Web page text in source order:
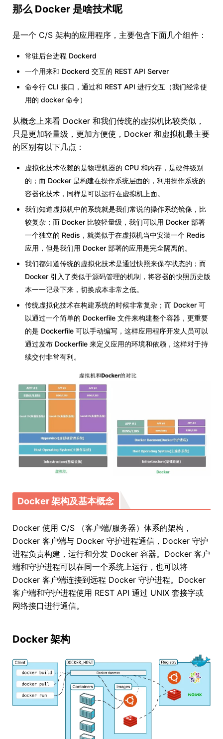
那么 Docker 是啥技术呢
是一个 C/S 架构的应用程序，主要包含下面几个组件：
常驻后台进程 Dockerd
一个用来和 Dockerd 交互的 REST API Server
命令行 CLI 接口，通过和 REST API 进行交互（我们经常使
用的 docker 命令）
从概念上来看 Docker 和我们传统的虚拟机比较类似，
只是更加轻量级，更加方便使，Docker 和虚拟机最主要
的区别有以下几点：
虚拟化技术依赖的是物理机器的 CPU 和内存，是硬件级别
的；而 Docker 是构建在操作系统层面的，利用操作系统的
容器化技术，同样是可以运行在虚拟机上面。
我们知道虚拟机中的系统就是我们常说的操作系统镜像，比
较复杂；而 Docker 比较轻量级，我们可以用 Docker 部署
一个独立的 Redis，就类似于在虚拟机当中安装一个 Redis
应用，但是我们用 Docker 部署的应用是完全隔离的。
我们都知道传统的虚拟化技术是通过快照来保存状态的；而
Docker 引入了类似于源码管理的机制，将容器的快照历史版
本一一记录下来，切换成本非常之低。
传统虚拟化技术在构建系统的时候非常复杂；而 Docker 可
以通过一个简单的 Dockerfile 文件来构建整个容器，更重要
的是 Dockerfile 可以手动编写，这样应用程序开发人员可以
通过发布 Dockerfile 来定义应用的环境和依赖，这样对于持
续交付非常有利。
Docker 架构及基本概念
Docker 使用 C/S （客户端/服务器）体系的架构，
Docker 客户端与 Docker 守护进程通信，Docker 守护
进程负责构建，运行和分发 Docker 容器。Docker 客户
端和守护进程可以在同一个系统上运行，也可以将
Docker 客户端连接到远程 Docker 守护进程。Docker
客户端和守护进程使用 REST API 通过 UNIX 套接字或
网络接口进行通信。
Docker 架构